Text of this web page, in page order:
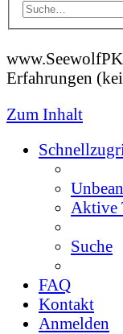
Erfahrungen
Zum Inhalt
Aktive
Suche
FAQ
Kontakt
Anmelden